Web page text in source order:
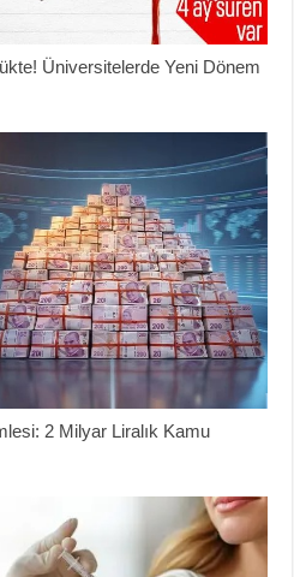
Üniversitelerde Yeni Dönem
2 Milyar Liralık Kamu